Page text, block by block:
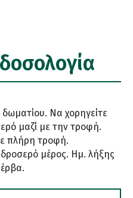
Να χορηγείτε
μαζί με την τροφή.
πλήρη τροφή.
μέρος. Ημ. λήξης